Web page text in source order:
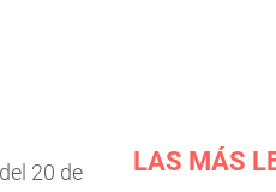
20 de
LAS MÁS